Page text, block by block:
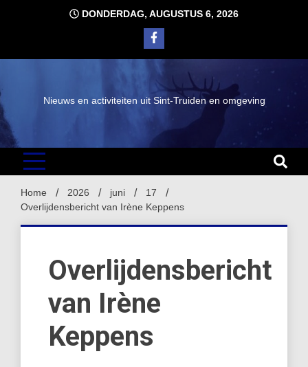
DONDERDAG, AUGUSTUS 6, 2026
Nieuws en activiteiten uit Sint-Truiden en omgeving
Home 2026 juni
17
Overlijdensbericht van Irène Keppens
Overlijdensbericht
van Irène
Keppens